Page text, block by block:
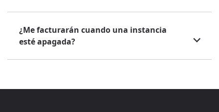
¿Me facturarán cuando una instancia
esté apagada?